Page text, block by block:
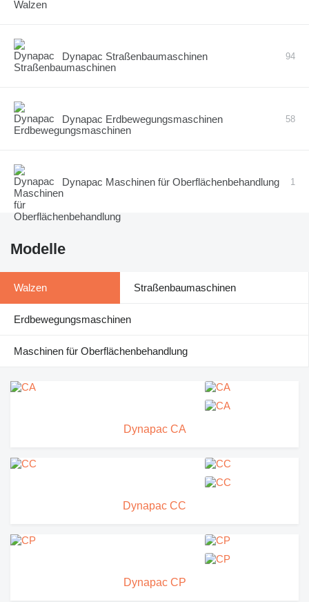
Dynapac Straßenbaumaschinen 94
Dynapac Erdbewegungsmaschinen 58
Dynapac Maschinen für Oberflächenbehandlung 1
Modelle
Walzen Straßenbaumaschinen
Erdbewegungsmaschinen
Maschinen für Oberflächenbehandlung
Dynapac CA
Dynapac CC
Dynapac CP